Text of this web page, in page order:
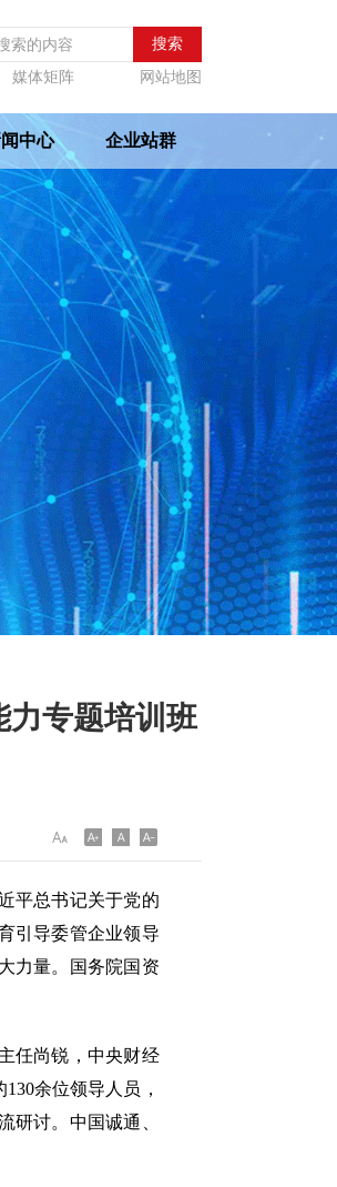
媒体矩阵 网站地图
中心 企业站群
力专题培训班
平总书记关于党的
引导委管企业领导
力量。国务院国资
任尚锐，中央财经
余位领导人员，
研讨。中国诚通、